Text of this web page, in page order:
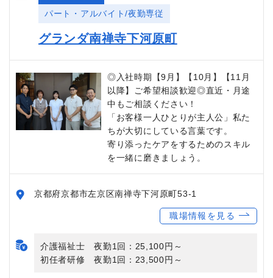
パート・アルバイト/夜勤専従
グランダ南禅寺下河原町
◎入社時期【9月】【10月】【11月
以降】ご希望相談歓迎◎直近・月途
中もご相談ください！
「お客様一人ひとりが主人公」私た
ちが大切にしている言葉です。
寄り添ったケアをするためのスキル
を一緒に磨きましょう。
京都府京都市左京区南禅寺下河原町53-1
職場情報を見る
介護福祉士 夜勤1回：25,100円～
初任者研修 夜勤1回：23,500円～